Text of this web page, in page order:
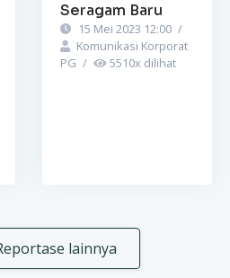
Seragam Baru
15 Mei 2023 12:00 /
Komunikasi Korporat
PG / 5510x dilihat
lainnya